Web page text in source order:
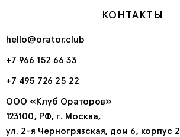
КОНТАКТЫ
hello@orator.club
+7 966 152 66 33
+7 495 726 25 22
ООО «Клуб Ораторов»
123100, РФ, г. Москва,
ул. 2-я Черногрязская, дом 6, корпус 2